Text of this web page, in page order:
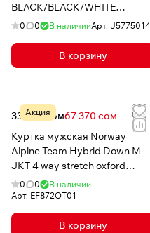
BLACK/BLACK/WHITE
REACTIV 2-4 POLAR
0 0 В наличииАрт. J5775014
В корзину
Акция
33 089 сом67 370 сом
Куртка мужская Norway
Alpine Team Hybrid Down M
JKT 4 way stretch oxford
2L/primaloft/down nab1
0 0
В наличии
Арт. EF872OT01
В корзину